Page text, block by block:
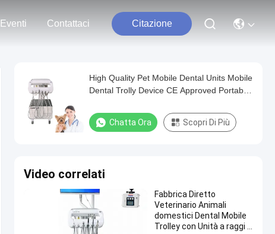
Eventi Contattaci Citazione
High Quality Pet Mobile Dental Units Mobile
Dental Trolly Device CE Approved Portable
Chatta Ora Scopri Di Più
Video correlati
Fabbrica Diretto
Veterinario Animali
domestici Dental Mobile
Trolley con Unità a raggi X